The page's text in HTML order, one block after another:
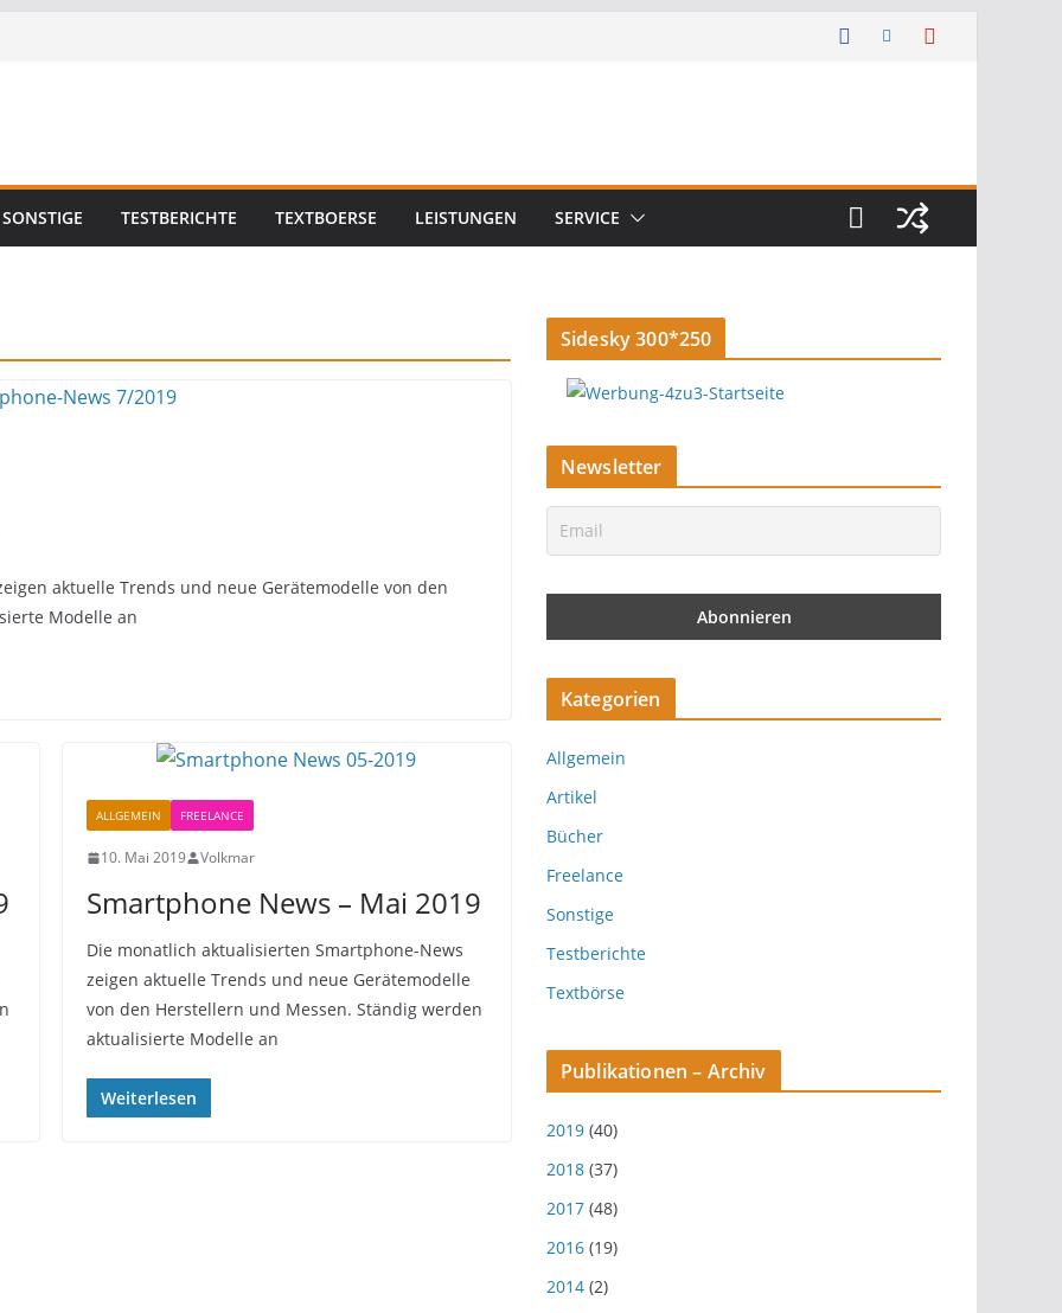
SONSTIGE TESTBERICHTE TEXTBOERSE LEISTUNGEN SERVICE
aktuelle Trends und neue Gerätemodelle von den
Modelle an
ALLGEMEIN FREELANCE
10. Mai 2019 Volkmar
Smartphone News – Mai 2019
Die monatlich aktualisierten Smartphone-News
zeigen aktuelle Trends und neue Gerätemodelle
von den Herstellern und Messen. Ständig werden
aktualisierte Modelle an
Weiterlesen
Sidesky 300*250
Newsletter
Kategorien
Allgemein
Artikel
Bücher
Freelance
Sonstige
Testberichte
Textbörse
Publikationen – Archiv
2019 (40)
2018 (37)
2017 (48)
2016 (19)
2014 (2)